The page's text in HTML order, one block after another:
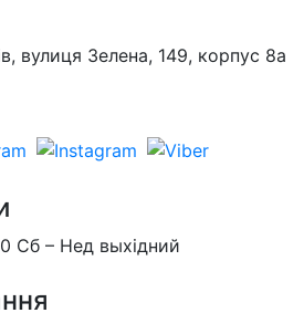
вулиця Зелена, 149, корпус 8а
Сб – Нед выхідний